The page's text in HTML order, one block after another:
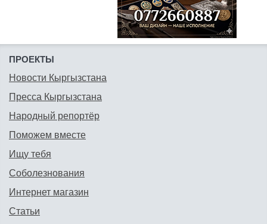
ПРОЕКТЫ
Новости Кыргызстана
Пресса Кыргызстана
Народный репортёр
Поможем вместе
Ищу тебя
Соболезнования
Интернет магазин
Статьи